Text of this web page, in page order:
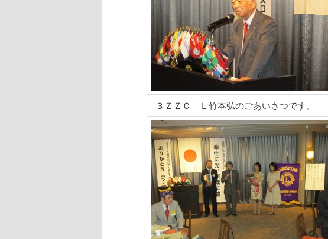
３ＺＺＣ Ｌ竹本弘のごあいさつです。